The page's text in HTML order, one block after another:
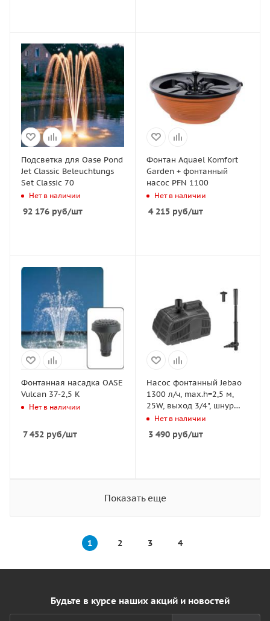
Подсветка для Oase Pond
Jet Classic Beleuchtungs
Set Classic 70
Нет в наличии
92 176 руб/шт
Фонтан Aquael Komfort
Garden + фонтанный
насос PFN 1100
Нет в наличии
4 215руб/шт
Фонтанная насадка OASE
Vulcan 37-2,5 К
Нет в наличии
7 452 руб/шт
Насос фонтанный Jebao
1300 л/ч, max.h=2,5 м,
25W, выход 3/4", шнур
10м, с насадками
Нет в наличии
3 490руб/шт
Показать еще
1 2 3 4
Будьте в курсе наших акций и новостей